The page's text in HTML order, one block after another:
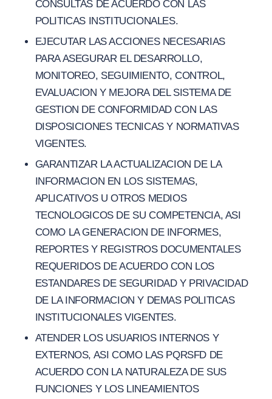
CONSULTAS DE ACUERDO CON LAS
POLITICAS INSTITUCIONALES.
EJECUTAR LAS ACCIONES NECESARIAS
PARA ASEGURAR EL DESARROLLO,
MONITOREO, SEGUIMIENTO, CONTROL,
EVALUACION Y MEJORA DEL SISTEMA DE
GESTION DE CONFORMIDAD CON LAS
DISPOSICIONES TECNICAS Y NORMATIVAS
VIGENTES.
GARANTIZAR LA ACTUALIZACION DE LA
INFORMACION EN LOS SISTEMAS,
APLICATIVOS U OTROS MEDIOS
TECNOLOGICOS DE SU COMPETENCIA, ASI
COMO LA GENERACION DE INFORMES,
REPORTES Y REGISTROS DOCUMENTALES
REQUERIDOS DE ACUERDO CON LOS
ESTANDARES DE SEGURIDAD Y PRIVACIDAD
DE LA INFORMACION Y DEMAS POLITICAS
INSTITUCIONALES VIGENTES.
ATENDER LOS USUARIOS INTERNOS Y
EXTERNOS, ASI COMO LAS PQRSFD DE
ACUERDO CON LA NATURALEZA DE SUS
FUNCIONES Y LOS LINEAMIENTOS